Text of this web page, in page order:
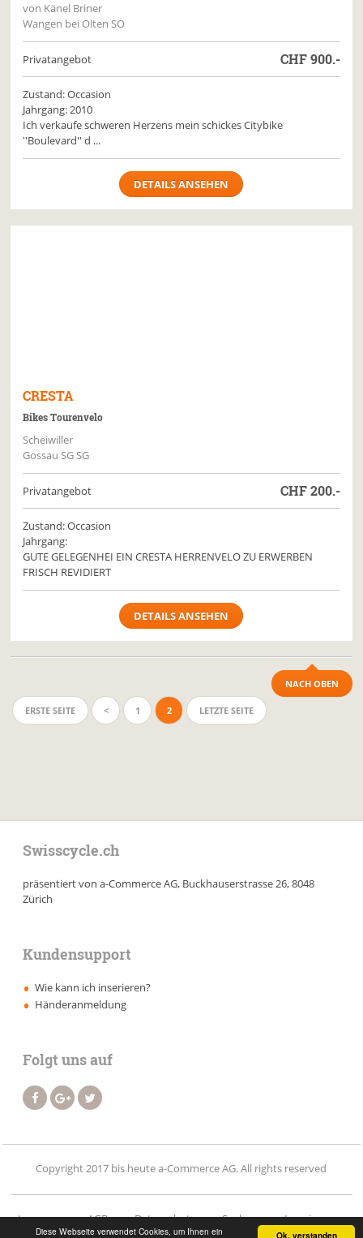
Ok, verstanden
Diese Webseite verwendet Cookies, um Ihnen ein
von Känel Briner
Wangen bei Olten SO
Privatangebot CHF900.-
Zustand: Occasion
Jahrgang: 2010
Ich verkaufe schweren Herzens mein schickes Citybike
''Boulevard'' d ...
DETAILS ANSEHEN
CRESTA
Bikes Tourenvelo
Scheiwiller
Gossau SG SG
Privatangebot CHF200.-
Zustand: Occasion
Jahrgang:
GUTE GELEGENHEI EIN CRESTA HERRENVELO ZU ERWERBEN
FRISCH REVIDIERT
DETAILS ANSEHEN
NACH OBEN
ERSTE SEITE < 1 2 LETZTE SEITE
Swisscycle.ch
präsentiert von a-Commerce AG, Buckhauserstrasse 26, 8048
Zürich
Kundensupport
Wie kann ich inserieren?
Händeranmeldung
Folgt uns auf
Copyright 2017 bis heute a-Commerce AG. All rights reserved
Impressum AGB Datenschutz Suchen Inserieren